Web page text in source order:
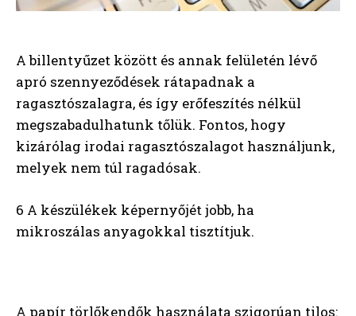
A billentyűzet között és annak felületén lévő
apró szennyeződések rátapadnak a
ragasztószalagra, és így erőfeszítés nélkül
megszabadulhatunk tőlük. Fontos, hogy
kizárólag irodai ragasztószalagot használjunk,
melyek nem túl ragadósak.
6 A készülékek képernyőjét jobb, ha
mikroszálas anyagokkal tisztítjuk.
A papír törlőkendők használata szigorúan tilos: